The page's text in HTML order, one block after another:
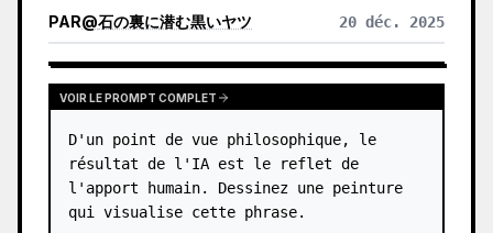
PAR@石の裏に潜む黒いヤツ 20 déc. 2025
VOIR LE PROMPT COMPLET
D'un point de vue philosophique, le
résultat de l'IA est le reflet de
l'apport humain. Dessinez une peinture
qui visualise cette phrase.